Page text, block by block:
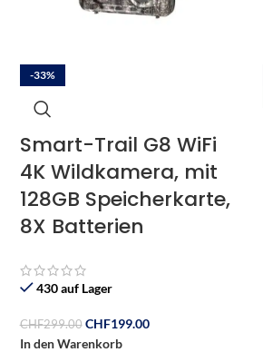
-33%
Smart-Trail G8 WiFi
4K Wildkamera, mit
128GB Speicherkarte,
8X Batterien
430 auf Lager
CHF299.00 CHF199.00
In den Warenkorb